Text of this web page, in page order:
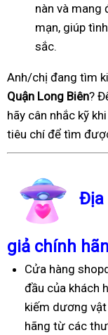
nàn và mang
mạn, giúp
sắc.
Anh/chị đang tìm
Quận Long Biên?
hãy cân nhắc kỹ
tiêu chí để tìm
Địa
giả chính
Cửa hàng
đầu của khách
kiếm dương
hãng từ các